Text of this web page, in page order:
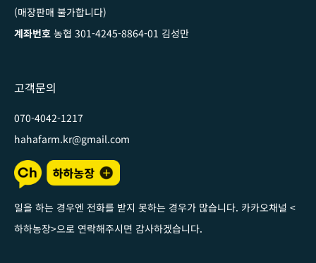
(매장판매 불가합니다)
계좌번호 농협 301-4245-8864-01 김성만
고객문의
070-4042-1217
hahafarm.kr@gmail.com
일을 하는 경우엔 전화를 받지 못하는 경우가 많습니다. 카카오채널 <
하하농장>으로 연락해주시면 감사하겠습니다.